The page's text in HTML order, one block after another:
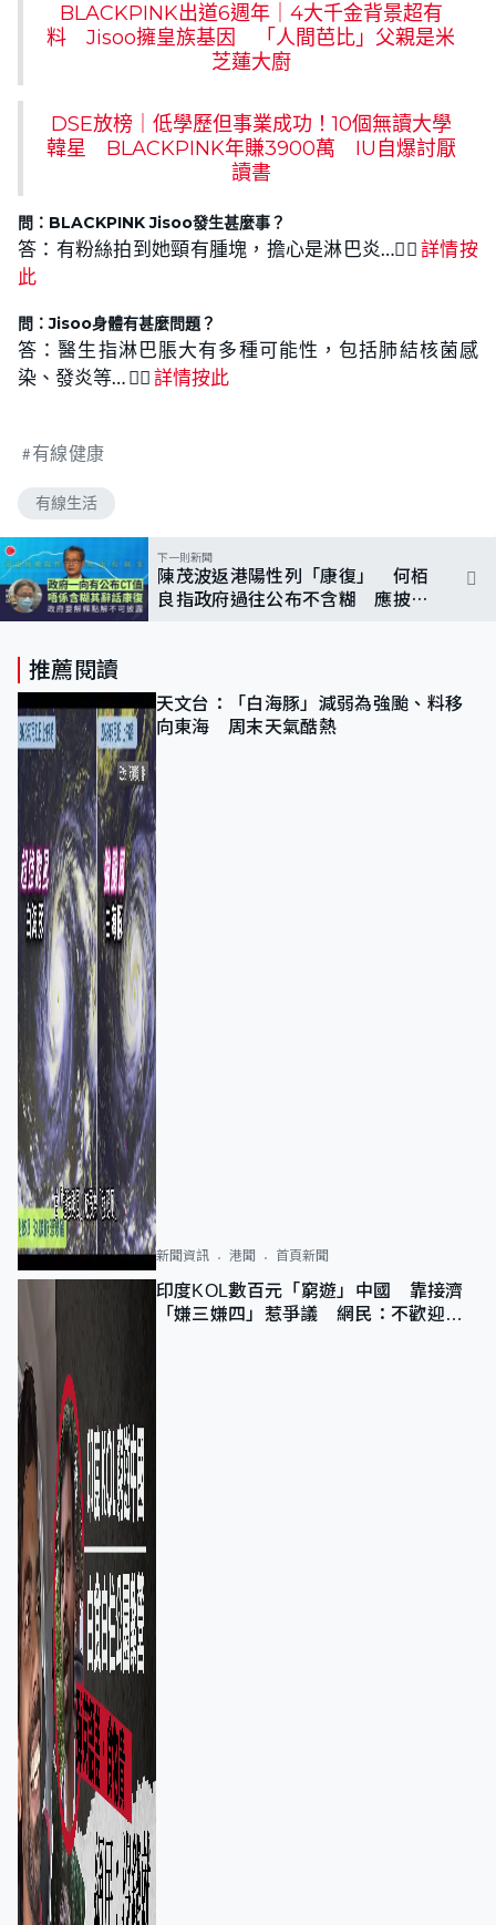
BLACKPINK出道6週年｜4大千金背景超有
料 Jisoo擁皇族基因 「人間芭比」父親是米
芝蓮大廚
DSE放榜｜低學歷但事業成功！10個無讀大學
韓星 BLACKPINK年賺3900萬 IU自爆討厭
讀書
問：BLACKPINK Jisoo發生甚麼事？
答：有粉絲拍到她頸有腫塊，擔心是淋巴炎…👉🏻詳情按
此
問：Jisoo身體有甚麼問題？
答：醫生指淋巴脹大有多種可能性，包括肺結核菌感
染、發炎等… 👉🏻詳情按此
有線健康
有線生活
下一則新聞
陳茂波返港陽性列「康復」 何栢
良指政府過往公布不含糊 應披露
推薦閱讀
天文台：「白海豚」減弱為強颱、料移
向東海 周末天氣酷熱
新聞資訊 港聞 首頁新聞
印度KOL數百元「窮遊」中國 靠接濟
「嫌三嫌四」惹爭議 網民：不歡迎劣